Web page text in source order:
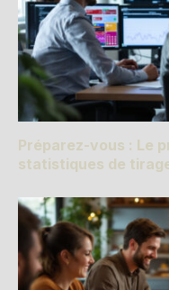
Préparez-vous : Le
statistiques de